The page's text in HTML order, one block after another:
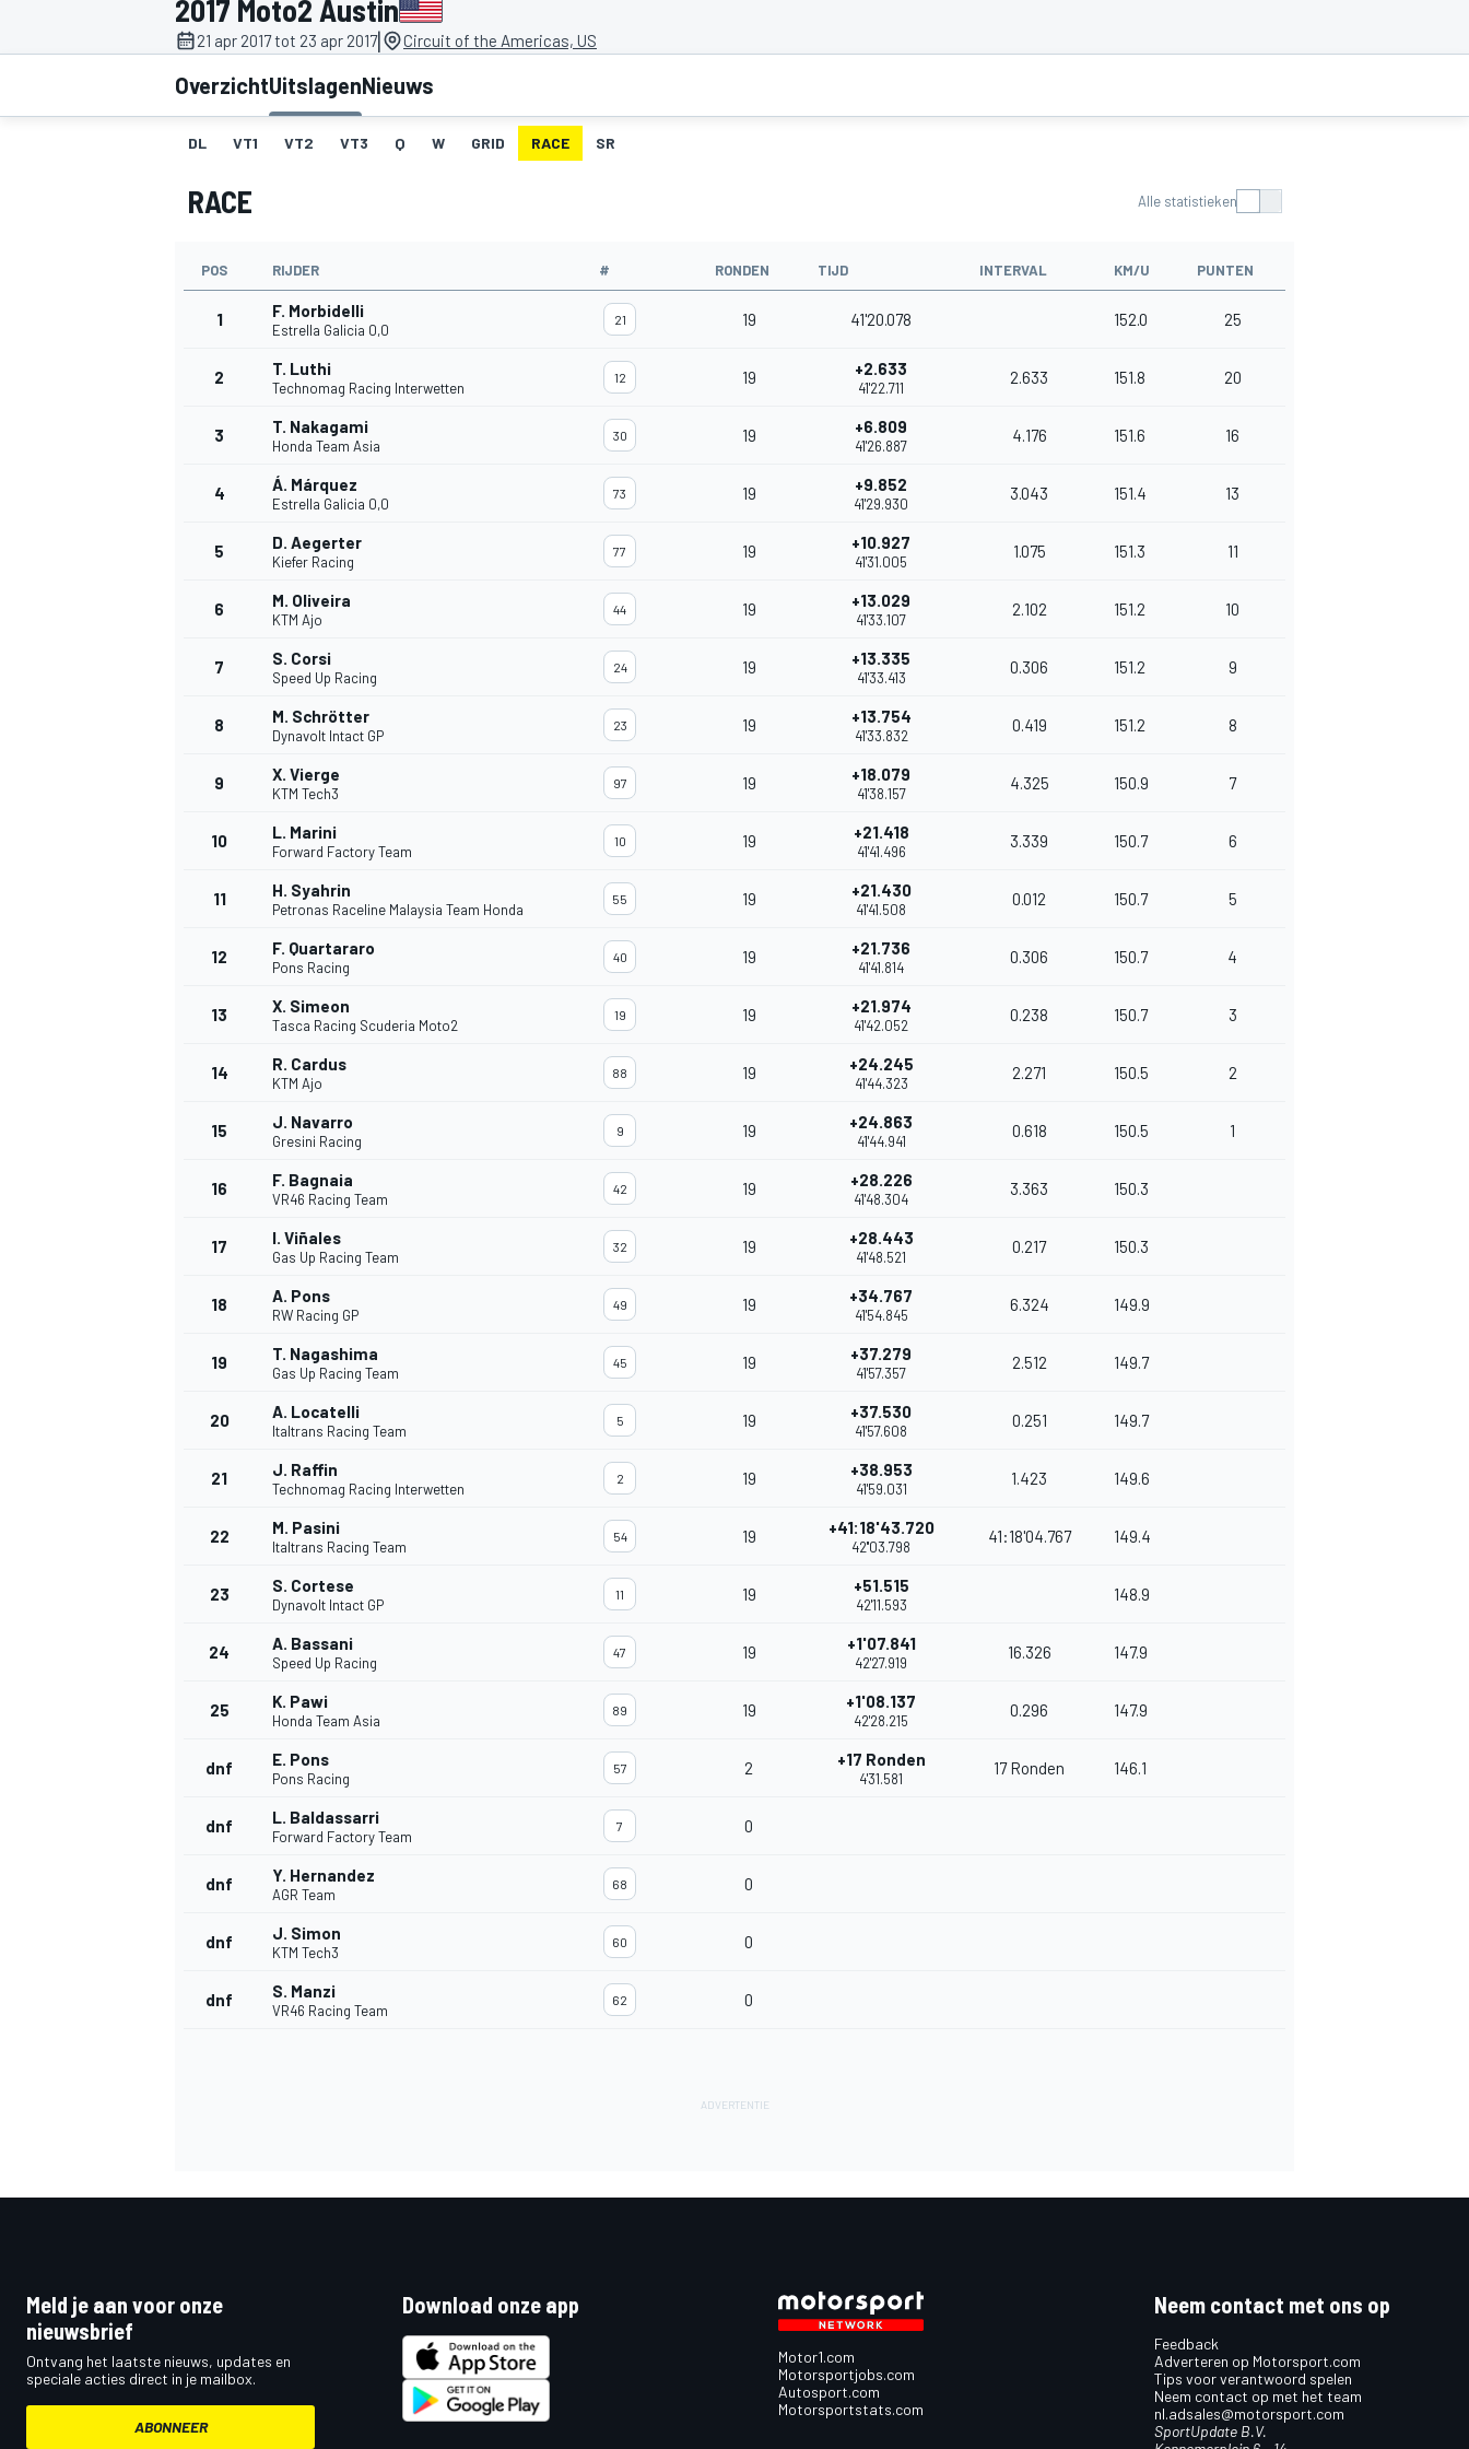
DTM
2017 Moto2 Austin
21 apr 2017 tot 23 apr 2017| Circuit of the Americas, US
OverzichtUitslagenNieuws
DL VT1 VT2 VT3 Q W GRID RACE SR
RACE Alle statistieken
POS RIJDER # RONDEN TIJD INTERVAL KM/U PUNTEN
1 F. Morbidelli
Estrella Galicia 0,0
21 19 41'20.078 152.0 25
2 T. Luthi
Technomag Racing Interwetten
12 19 +2.633
41'22.711
2.633 151.8 20
3 T. Nakagami
Honda Team Asia
30 19 +6.809
41'26.887
4.176 151.6 16
4 Á. Márquez
Estrella Galicia 0,0
73 19 +9.852
41'29.930
3.043 151.4 13
5 D. Aegerter
Kiefer Racing
77 19 +10.927
41'31.005
1.075 151.3 11
6 M. Oliveira
KTM Ajo
44 19 +13.029
41'33.107
2.102 151.2 10
7 S. Corsi
Speed Up Racing
24 19 +13.335
41'33.413
0.306 151.2 9
8 M. Schrötter
Dynavolt Intact GP
23 19 +13.754
41'33.832
0.419 151.2 8
9 X. Vierge
KTM Tech3
97 19 +18.079
41'38.157
4.325 150.9 7
10 L. Marini
Forward Factory Team
10 19 +21.418
41'41.496
3.339 150.7 6
11 H. Syahrin
Petronas Raceline Malaysia Team Honda
55 19 +21.430
41'41.508
0.012 150.7 5
12 F. Quartararo
Pons Racing
40 19 +21.736
41'41.814
0.306 150.7 4
13 X. Simeon
Tasca Racing Scuderia Moto2
19 19 +21.974
41'42.052
0.238 150.7 3
14 R. Cardus
KTM Ajo
88 19 +24.245
41'44.323
2.271 150.5 2
15 J. Navarro
Gresini Racing
9 19 +24.863
41'44.941
0.618 150.5 1
16 F. Bagnaia
VR46 Racing Team
42 19 +28.226
41'48.304
3.363 150.3
17 I. Viñales
Gas Up Racing Team
32 19 +28.443
41'48.521
0.217 150.3
18 A. Pons
RW Racing GP
49 19 +34.767
41'54.845
6.324 149.9
19 T. Nagashima
Gas Up Racing Team
45 19 +37.279
41'57.357
2.512 149.7
20 A. Locatelli
Italtrans Racing Team
5 19 +37.530
41'57.608
0.251 149.7
21 J. Raffin
Technomag Racing Interwetten
2 19 +38.953
41'59.031
1.423 149.6
22 M. Pasini
Italtrans Racing Team
54 19 +41:18'43.720
42''03.798
41:18'04.767 149.4
23 S. Cortese
Dynavolt Intact GP
11 19 +51.515
42'11.593
148.9
24 A. Bassani
Speed Up Racing
47 19 +1'07.841
42'27.919
16.326 147.9
25 K. Pawi
Honda Team Asia
89 19 +1'08.137
42'28.215
0.296 147.9
dnf E. Pons
Pons Racing
57 2 +17 Ronden
4'31.581
17 Ronden 146.1
dnf L. Baldassarri
Forward Factory Team
7 0
dnf Y. Hernandez
AGR Team
68 0
dnf J. Simon
KTM Tech3
60 0
dnf S. Manzi
VR46 Racing Team
62 0
Meld je aan voor onze
nieuwsbrief
Ontvang het laatste nieuws, updates en
speciale acties direct in je mailbox.
ABONNEER
Download onze app
Motor1.com
Motorsportjobs.com
Autosport.com
Motorsportstats.com
Neem contact met ons op
Feedback
Adverteren op Motorsport.com
Tips voor verantwoord spelen
Neem contact op met het team
nl.adsales@motorsport.com
SportUpdate B.V.